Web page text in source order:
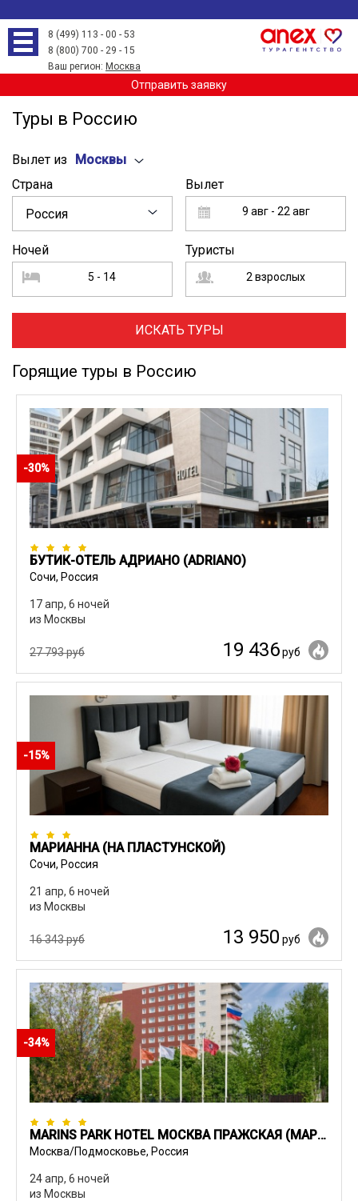
8 (499) 113 - 00 - 53
8 (800) 700 - 29 - 15
Ваш регион: Москва
Отправить заявку
Туры в Россию
Вылет из
Москвы
Страна
Россия
Вылет
9 авг - 22 авг
Ночей
5 - 14
Туристы
2 взрослых
Горящие туры в Россию
-30%
БУТИК-ОТЕЛЬ АДРИАНО (ADRIANO)
Сочи, Россия
17 апр, 6 ночей
из Москвы
27 793 руб 19 436руб
-15%
МАРИАННА (НА ПЛАСТУНСКОЙ)
Сочи, Россия
21 апр, 6 ночей
из Москвы
16 343 руб 13 950 руб
-34%
MARINS PARK HOTEL МОСКВА ПРАЖСКАЯ (МАРИНС ПАРК) (БЫВШ. SUNFLOWER ПАРК)
Москва/Подмосковье, Россия
24 апр, 6 ночей
из Москвы